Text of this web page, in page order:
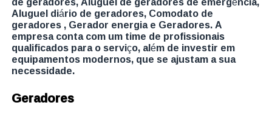
Aluguel diário de geradores, Comodato de
geradores , Gerador energia e Geradores. A
empresa conta com um time de profissionais
qualificados para o serviço, além de investir em
equipamentos modernos, que se ajustam a sua
necessidade.
Geradores